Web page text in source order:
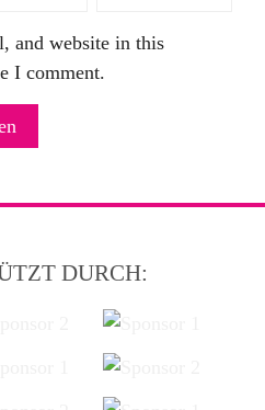
and website in this
I comment.
DURCH: